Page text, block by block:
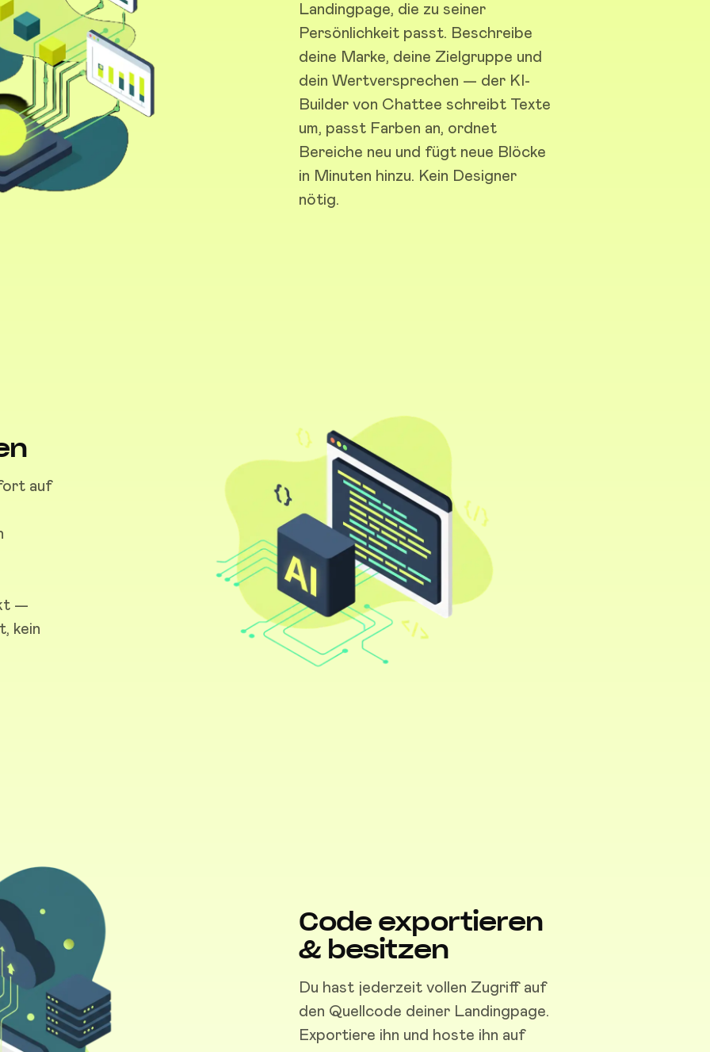
Landingpage, die zu seiner
Persönlichkeit passt. Beschreibe
deine Marke, deine Zielgruppe und
dein Wertversprechen — der KI-
Builder von Chattee schreibt Texte
um, passt Farben an, ordnet
Bereiche neu und fügt neue Blöcke
in Minuten hinzu. Kein Designer
nötig.
auf
—
kein
Code exportieren
& besitzen
Du hast jederzeit vollen Zugriff auf
den Quellcode deiner Landingpage.
Exportiere ihn und hoste ihn auf